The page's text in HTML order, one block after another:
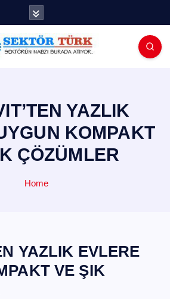
YAZLIK
KOMPAKT
ÇÖZÜMLER
Home
YAZLIK EVLERE
VE ŞIK